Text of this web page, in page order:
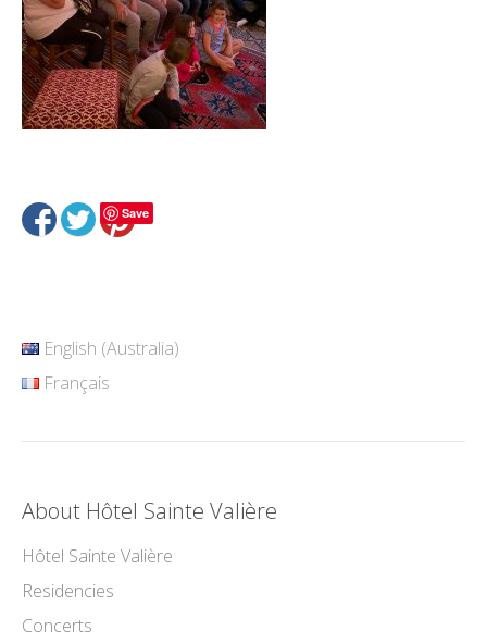
Save
English (Australia)
Français
About Hôtel Sainte Valière
Hôtel Sainte Valière
Residencies
Concerts